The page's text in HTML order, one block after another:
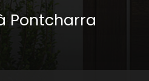
Pontcharra